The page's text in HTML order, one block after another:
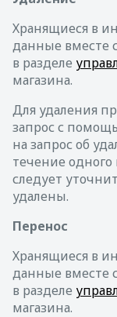
Хранящиеся в
данные вместе
в разделе
магазина.
Для удаления
запрос с
на запрос об
течение
следует
удалены.
Перенос
Хранящиеся в
данные вместе
в разделе
магазина.